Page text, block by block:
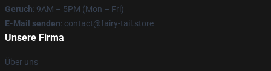
Geruch: 9AM – 5PM (Mon – Fri)
E-Mail senden: contact@fairy-tail.store
Unsere Firma
Über uns